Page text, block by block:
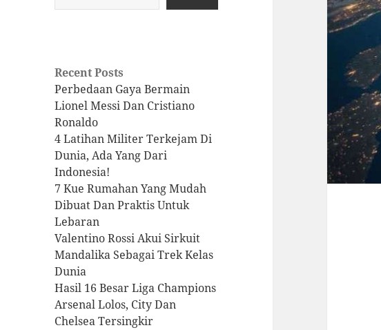
Recent Posts
Perbedaan Gaya Bermain
Lionel Messi Dan Cristiano
Ronaldo
4 Latihan Militer Terkejam Di
Dunia, Ada Yang Dari
Indonesia!
7 Kue Rumahan Yang Mudah
Dibuat Dan Praktis Untuk
Lebaran
Valentino Rossi Akui Sirkuit
Mandalika Sebagai Trek Kelas
Dunia
Hasil 16 Besar Liga Champions
Arsenal Lolos, City Dan
Chelsea Tersingkir